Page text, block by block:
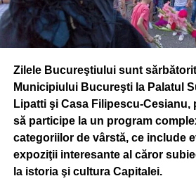
Zilele Bucureştiului sunt
Municipiului Bucureşti la Palatul
Lipatti şi Casa Filipescu-
să participe la un program
categoriilor de vârstă, ce include
expoziţii interesante al căror
la istoria şi cultura Capitalei.